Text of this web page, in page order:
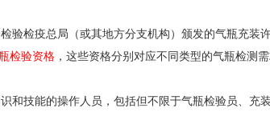
验检疫总局（或其地方分支机构）颁发的气瓶充装
检验资格 ，这些资格分别对应不同类型的气瓶检测
和技能的操作人员，包括但不限于气瓶检验员、